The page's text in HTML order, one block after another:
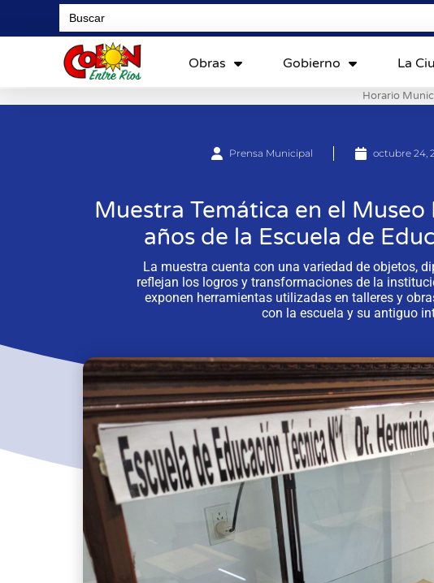
Search
for:
Obras Gobierno La
Horario
Prensa Municipal octubre 24,
Muestra Temática en el
años de la Escuela de
La muestra cuenta con una variedad de objetos,
reflejan los logros y transformaciones de la
exponen herramientas utilizadas en talleres y
con la escuela y su antiguo